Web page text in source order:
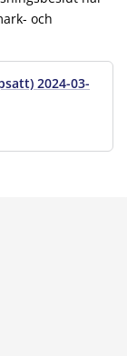
och
2024-03-